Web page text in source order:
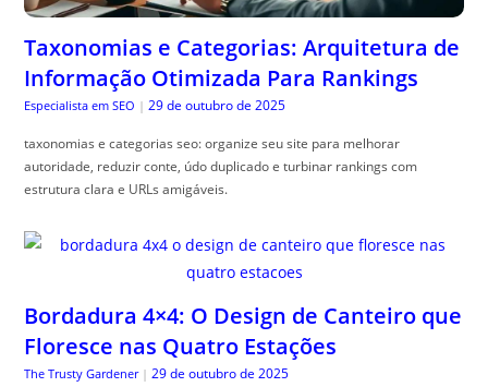
Taxonomias e Categorias: Arquitetura de
Informação Otimizada Para Rankings
Especialista em SEO | 29 de outubro de 2025
taxonomias e categorias seo: organize seu site para melhorar
autoridade, reduzir conte, údo duplicado e turbinar rankings com
estrutura clara e URLs amigáveis.
Bordadura 4×4: O Design de Canteiro que
Floresce nas Quatro Estações
The Trusty Gardener | 29 de outubro de 2025